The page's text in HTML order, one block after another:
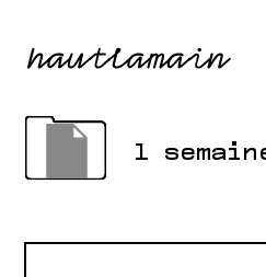
1